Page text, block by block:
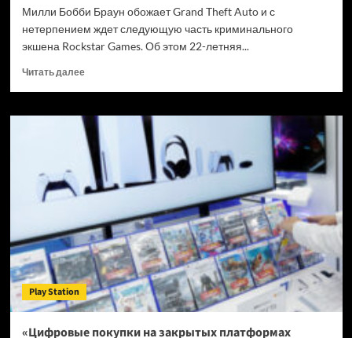
Милли Бобби Браун обожает Grand Theft Auto и с
нетерпением ждет следующую часть криминального
экшена Rockstar Games. Об этом 22-летняя...
Читать далееПрочитать
Звезда
сериала
«Очень
странные
дела»
Милли
Браун
оказалась
поклонницей
Grand
Theft
Auto
Play Station
«Цифровые покупки на закрытых платформах